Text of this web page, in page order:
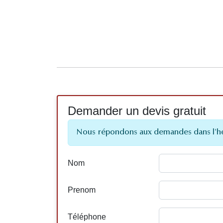
Demander un devis gratuit
Nous répondons aux demandes dans
Nom
Prenom
Téléphone